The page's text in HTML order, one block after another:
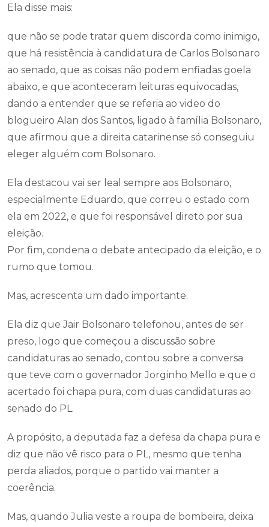
Ela disse mais:
que não se pode tratar quem discorda como inimigo,
que há resistência à candidatura de Carlos Bolsonaro
ao senado, que as coisas não podem enfiadas goela
abaixo, e que aconteceram leituras equivocadas,
dando a entender que se referia ao video do
blogueiro Alan dos Santos, ligado à família Bolsonaro,
que afirmou que a direita catarinense só conseguiu
eleger alguém com Bolsonaro.
Ela destacou vai ser leal sempre aos Bolsonaro,
especialmente Eduardo, que correu o estado com
ela em 2022, e que foi responsável direto por sua
eleição.
Por fim, condena o debate antecipado da eleição, e o
rumo que tomou.
Mas, acrescenta um dado importante.
Ela diz que Jair Bolsonaro telefonou, antes de ser
preso, logo que começou a discussão sobre
candidaturas ao senado, contou sobre a conversa
que teve com o governador Jorginho Mello e que o
acertado foi chapa pura, com duas candidaturas ao
senado do PL.
A propósito, a deputada faz a defesa da chapa pura e
diz que não vê risco para o PL, mesmo que tenha
perda aliados, porque o partido vai manter a
coerência.
Mas, quando Julia veste a roupa de bombeira, deixa